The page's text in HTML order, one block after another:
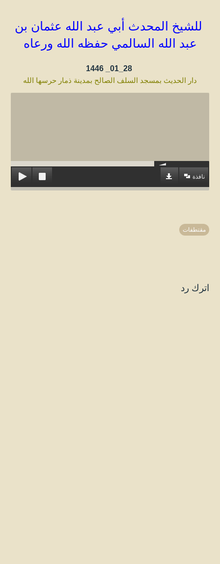
للشيخ المحدث أبي عبد الله عثمان بن
عبد الله السالمي حفظه الله ورعاه
1446
دار الحديث بمسجد السلف الصالح بمدينة ذمار حرسها الله
نافذة
مقتطفات
اترك رد